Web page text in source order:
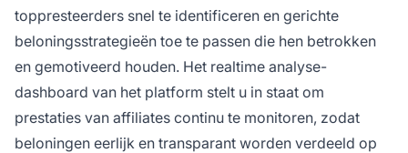
toppresteerders snel te identificeren en gerichte
beloningsstrategieën toe te passen die hen betrokken
en gemotiveerd houden. Het realtime analyse-
dashboard van het platform stelt u in staat om
prestaties van affiliates continu te monitoren, zodat
beloningen eerlijk en transparant worden verdeeld op